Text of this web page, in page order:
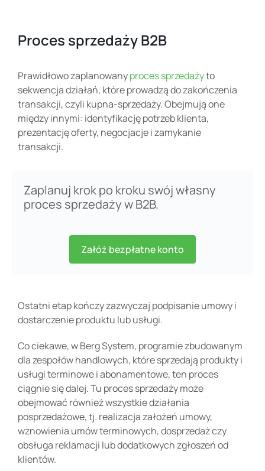
Proces sprzedaży B2B
Prawidłowo zaplanowanyproces sprzedażyto
sekwencja działań, które prowadzą do zakończenia
transakcji, czyli kupna-sprzedaży. Obejmują one
między innymi: identyfikację potrzeb klienta,
prezentację oferty, negocjacje i zamykanie
transakcji.
Zaplanuj krok po kroku swój własny
proces sprzedaży w B2B.
Załóż bezpłatne konto
Ostatni etap kończy zazwyczaj podpisanie umowy i
dostarczenie produktu lub usługi.
Co ciekawe, w Berg System, programie zbudowanym
dla zespołów handlowych, które sprzedają produkty i
usługi terminowe i abonamentowe, ten proces
ciągnie się dalej. Tu proces sprzedaży może
obejmować również wszystkie działania
posprzedażowe, tj. realizacja założeń umowy,
wznowienia umów terminowych, dosprzedaż czy
obsługa reklamacji lub dodatkowych zgłoszeń od
klientów.